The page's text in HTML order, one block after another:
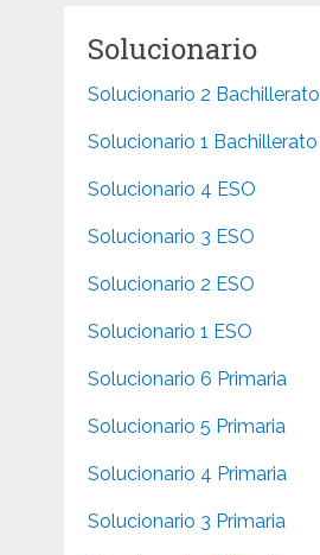
Solucionario
Solucionario 2 Bachillerato
Solucionario 1 Bachillerato
Solucionario 4 ESO
Solucionario 3 ESO
Solucionario 2 ESO
Solucionario 1 ESO
Solucionario 6 Primaria
Solucionario 5 Primaria
Solucionario 4 Primaria
Solucionario 3 Primaria